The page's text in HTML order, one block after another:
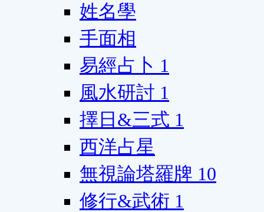
姓名學
手面相
易經占卜 1
風水研討 1
擇日&三式 1
西洋占星
無視論塔羅牌 10
修行&武術 1